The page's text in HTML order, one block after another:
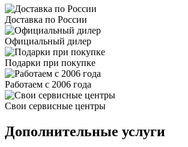
Доставка по России
Официальный дилер
Подарки при покупке
Работаем с 2006 года
Свои сервисные центры
Дополнительные услуги